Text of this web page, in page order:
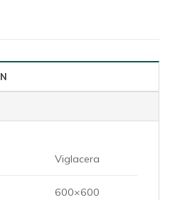
Viglacera
600×600